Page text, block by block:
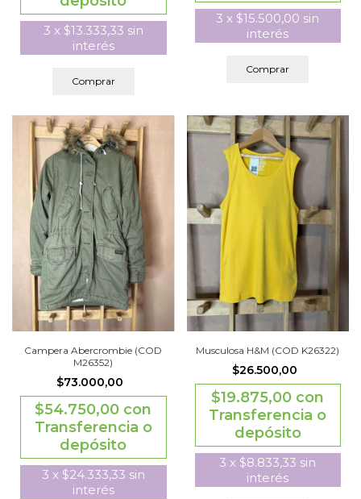
3 x $13.333,33 sin
interés
Comprar
3 x $15.500,00 sin
interés
Comprar
Campera Abercrombie (COD
M26352)
$73.000,00
$54.750,00 con
Transferencia o
depósito
3 x $24.333,33 sin
interés
Musculosa H&M (COD K26322)
$26.500,00
$19.875,00 con
Transferencia o
depósito
3 x $8.833,33 sin
interés